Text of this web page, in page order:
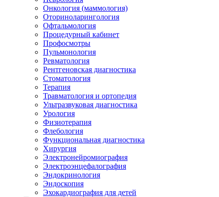
Онкология (маммология)
Оториноларингология
Офтальмология
Процедурный кабинет
Профосмотры
Пульмонология
Ревматология
Рентгеновская диагностика
Стоматология
Терапия
Травматология и ортопедия
Ультразвуковая диагностика
Урология
Физиотерапия
Флебология
Функциональная диагностика
Хирургия
Электронейромиография
Электроэнцефалография
Эндокринология
Эндоскопия
Эхокардиография для детей